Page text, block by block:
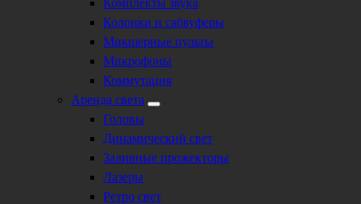
Колонки и сабвуферы
Микшерные пульты
Микрофоны
Коммутация
Аренда света
Головы
Динамический свет
Заливные прожекторы
Лазеры
Ретро свет